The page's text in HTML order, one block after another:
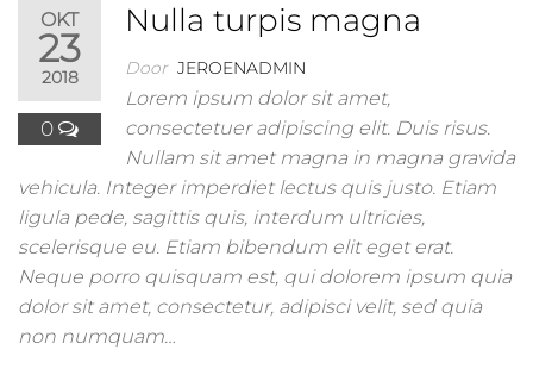
OKT
23
2018
0
Nulla turpis magna
Door JEROENADMIN
Lorem ipsum dolor sit amet,
consectetuer adipiscing elit. Duis risus.
Nullam sit amet magna in magna gravida
vehicula. Integer imperdiet lectus quis justo. Etiam
ligula pede, sagittis quis, interdum ultricies,
scelerisque eu. Etiam bibendum elit eget erat.
Neque porro quisquam est, qui dolorem ipsum quia
dolor sit amet, consectetur, adipisci velit, sed quia
non numquam…